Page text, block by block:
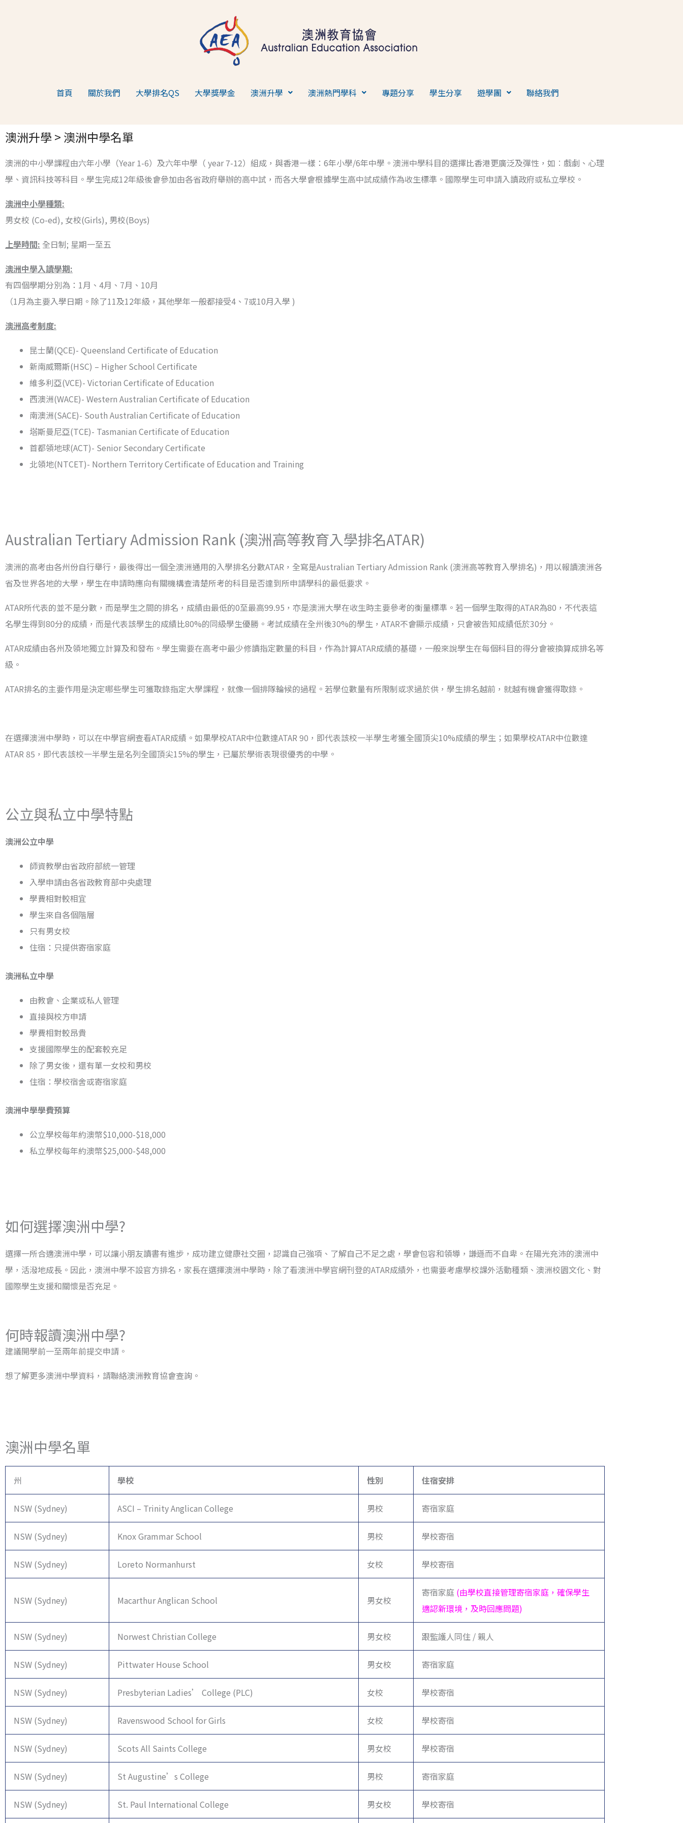
首頁 關於我們 大學排名QS 大學獎學金 澳洲升學 澳洲熱門學科 專題分享 學生分享 遊學團 聯絡我們
澳洲升學 > 澳洲中學名單
澳洲的中小學課程由六年小學（Year 1-6）及六年中學（ year 7-12）組成，與香港一樣：6年小學/6年中學。澳洲中學科目的選擇比香港更廣泛及彈性，如︰戲劇、心理
學、資訊科技等科目。學生完成12年級後會參加由各省政府舉辦的高中試，而各大學會根據學生高中試成績作為收生標準。國際學生可申請入讀政府或私立學校。
澳洲中小學種類:
男女校 (Co-ed), 女校(Girls), 男校(Boys)
上學時間: 全日制; 星期一至五
澳洲中學入讀學期:
有四個學期分別為：1月、4月、7月、10月
（1月為主要入學日期。除了11及12年級，其他學年一般都接受4、7或10月入學 )
澳洲高考制度:
昆士蘭(QCE)- Queensland Certificate of Education
新南威爾斯(HSC) – Higher School Certificate
維多利亞(VCE)- Victorian Certificate of Education
西澳洲(WACE)- Western Australian Certificate of Education
南澳洲(SACE)- South Australian Certificate of Education
塔斯曼尼亞(TCE)- Tasmanian Certificate of Education
首都領地球(ACT)- Senior Secondary Certificate
北領地(NTCET)- Northern Territory Certificate of Education and Training
Australian Tertiary Admission Rank (澳洲高等教育入學排名ATAR)
澳洲的高考由各州份自行舉行，最後得出一個全澳洲通用的入學排名分數ATAR，全寫是Australian Tertiary Admission Rank (澳洲高等教育入學排名)，用以報讀澳洲各
省及世界各地的大學，學生在申請時應向有關機構查清楚所考的科目是否達到所申請學科的最低要求。
ATAR所代表的並不是分數，而是學生之間的排名，成績由最低的0至最高99.95，亦是澳洲大學在收生時主要參考的衡量標準。若一個學生取得的ATAR為80，不代表這
名學生得到80分的成績，而是代表該學生的成績比80%的同級學生優勝。考試成績在全州後30%的學生，ATAR不會顯示成績，只會被告知成績低於30分。
ATAR成績由各州及領地獨立計算及和發布。學生需要在高考中最少修讀指定數量的科目，作為計算ATAR成績的基礎，一般來說學生在每個科目的得分會被換算成排名等
級。
ATAR排名的主要作用是決定哪些學生可獲取錄指定大學課程，就像一個排隊輪候的過程。若學位數量有所限制或求過於供，學生排名越前，就越有機會獲得取錄。
在選擇澳洲中學時，可以在中學官網查看ATAR成績。如果學校ATAR中位數達ATAR 90，即代表該校一半學生考獲全國頂尖10%成績的學生；如果學校ATAR中位數達
ATAR 85，即代表該校一半學生是名列全國頂尖15%的學生，已屬於學術表現很優秀的中學。
公立與私立中學特點
澳洲公立中學
師資教學由省政府部統一管理
入學申請由各省政教育部中央處理
學費相對較相宜
學生來自各個階層
只有男女校
住宿：只提供寄宿家庭
澳洲私立中學
由教會、企業或私人管理
直接與校方申請
學費相對較昂貴
支援國際學生的配套較充足
除了男女後，還有單一女校和男校
住宿：學校宿舍或寄宿家庭
澳洲中學學費預算
公立學校每年約澳幣$10,000-$18,000
私立學校每年約澳幣$25,000-$48,000
如何選擇澳洲中學?
選擇一所合適澳洲中學，可以讓小朋友讀書有進步，成功建立健康社交圈，認識自己強項、了解自己不足之處，學會包容和領導，謙遜而不自卑。在陽光充沛的澳洲中
學，活潑地成長。因此，澳洲中學不設官方排名，家長在選擇澳洲中學時，除了看澳洲中學官網刊登的ATAR成績外，也需要考慮學校課外活動種類、澳洲校園文化、對
國際學生支援和關懷是否充足。
何時報讀澳洲中學?
建議開學前一至兩年前提交申請。
想了解更多澳洲中學資料，請聯絡澳洲教育協會查詢。
澳洲中學名單
州 學校 性別 住宿安排
NSW (Sydney) ASCI – Trinity Anglican College 男校 寄宿家庭
NSW (Sydney) Knox Grammar School 男校 學校寄宿
NSW (Sydney) Loreto Normanhurst 女校 學校寄宿
NSW (Sydney) Macarthur Anglican School 男女校
寄宿家庭 (由學校直接管理寄宿家庭，確保學生
適認新環境，及時回應問題)
NSW (Sydney) Norwest Christian College 男女校 跟監護人同住 / 親人
NSW (Sydney) Pittwater House School 男女校 寄宿家庭
NSW (Sydney) Presbyterian Ladies’ College (PLC) 女校 學校寄宿
NSW (Sydney) Ravenswood School for Girls 女校 學校寄宿
NSW (Sydney) Scots All Saints College 男女校 學校寄宿
NSW (Sydney) St Augustine’s College 男校 寄宿家庭
NSW (Sydney) St. Paul International College 男女校 學校寄宿